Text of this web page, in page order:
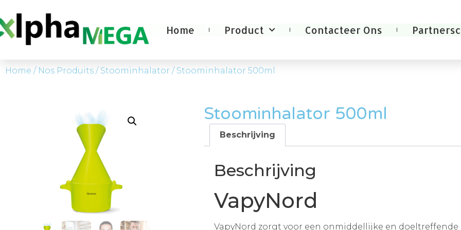
Home Product Contacteer Ons
Home / Nos Produits / Stoominhalator / Stoominhalator 500ml
Stoominhalator 500ml
Beschrijving
Beschrijving
VapyNord
VapyNord zorgt voor een onmiddellijke en